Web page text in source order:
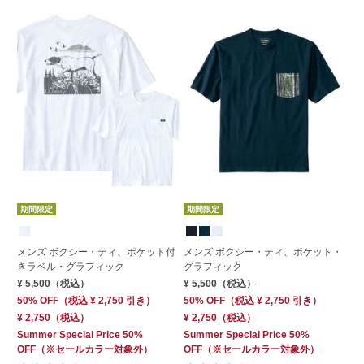
期間限定
メンズ ボクシー・ティ、ポケット付
きラベル・グラフィック
¥ 5,500（税込）
50% OFF（税込 ¥ 2,750引き）
¥ 2,750（税込）
Summer Special Price 50%
OFF（※セールカラー対象外）
期間限定
メンズ ボクシー・ティ、ポケット・
グラフィック
¥ 5,500（税込）
50% OFF （税込 ¥ 2,750 引き）
¥ 2,750 （税込）
Summer Special Price 50%
OFF （※セールカラー対象外）